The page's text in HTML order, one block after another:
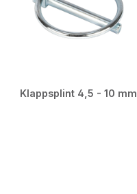
Klappsplint 4,5 - 10 mm